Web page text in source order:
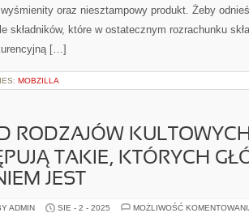
oraz niesztampowy produkt. Żeby
składników, które w ostatecznym rozrachunku
[…]
MOBZILLA
RODZAJÓW
TAKIE, KTÓRYCH
JEST
ADMIN SIE - 2 - 2025 MOŻLIWOŚĆ